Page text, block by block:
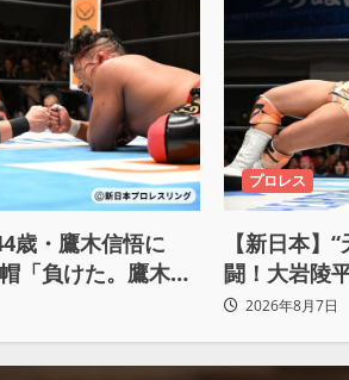
歳・鷹木信悟に
「負けた。鷹木信
プロレス
【新日本】
闘！大岩陵
で後藤洋央
2026年8月7日